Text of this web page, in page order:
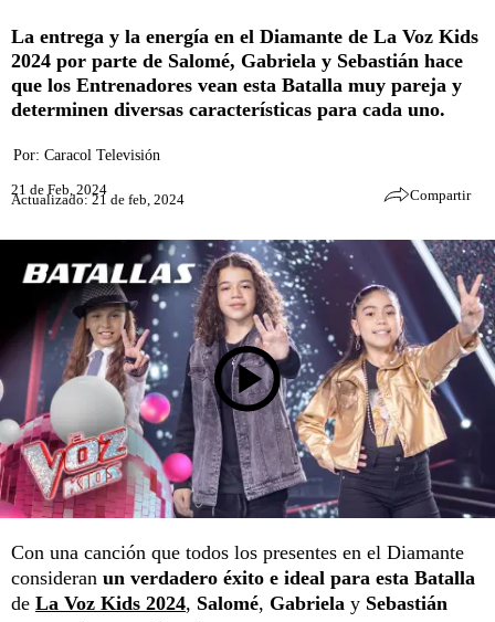
La entrega y la energía en el Diamante de La Voz Kids
2024 por parte de Salomé, Gabriela y Sebastián hace
que los Entrenadores vean esta Batalla muy pareja y
determinen diversas características para cada uno.
Por: Caracol Televisión
21 de Feb, 2024
Actualizado: 21 de feb, 2024 Compartir
Con una canción que todos los presentes en el Diamante
consideran un verdadero éxito e ideal para esta Batalla
de La Voz Kids 2024, Salomé, Gabriela y Sebastián